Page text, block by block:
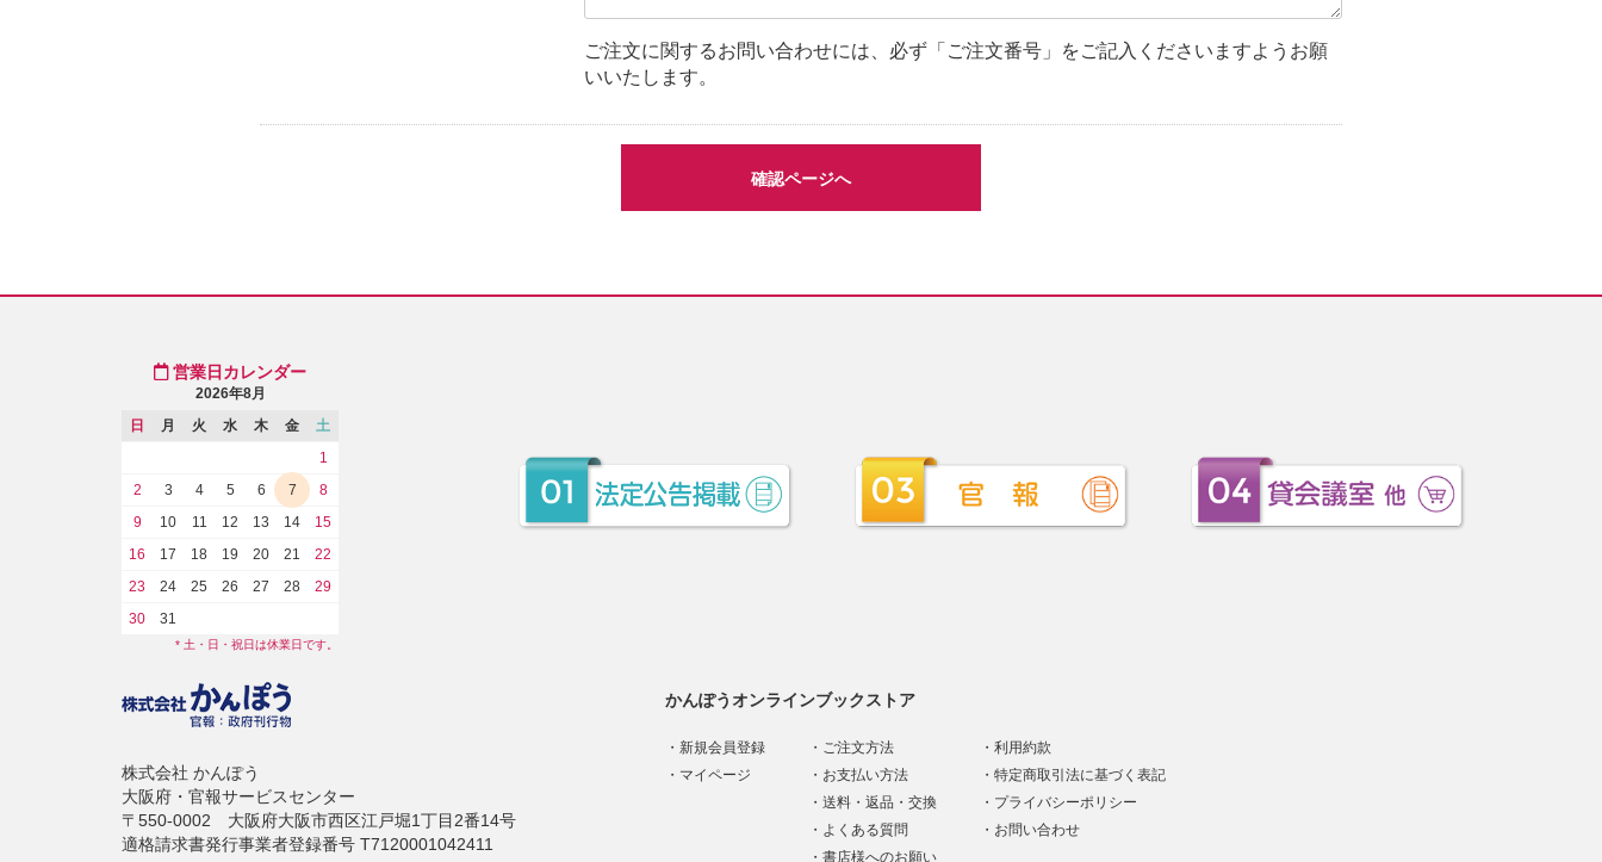
ご注文に関するお問い合わせには、必ず「ご注文番号」をご記入くださいますようお願
いいたします。
確認ページへ
かんぽうオンラインブックストア
新規会員登録
マイページ
ご注文方法
お支払い方法
送料・返品・交換
よくある質問
書店様へのお願い
利用約款
特定商取引法に基づく表記
プライバシーポリシー
お問い合わせ
営業日カレンダー
2026年8月
日
月 火 水 木 金
土
1
2
3 4 5 6 7
8
9
10 11 12 13 14
15
16
17 18 19 20 21
22
23
24 25 26 27 28
29
30
31
* 土・日・祝日は休業日です。
株式会社 かんぽう
大阪府・官報サービスセンター
〒550-0002 大阪府大阪市西区江戸堀1丁目2番14号
適格請求書発行事業者登録番号 T7120001042411